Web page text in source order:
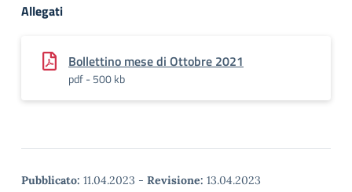
Allegati
Bollettino mese di Ottobre 2021
pdf - 500 kb
Pubblicato: 11.04.2023 - Revisione: 13.04.2023